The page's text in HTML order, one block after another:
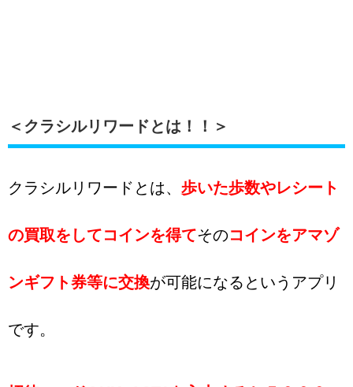
＜クラシルリワードとは！！＞
クラシルリワードとは、 歩いた歩数やレシート
の買取をしてコインを得てそのコインをアマゾ
ンギフト券等に交換が可能になるというアプリ
です。